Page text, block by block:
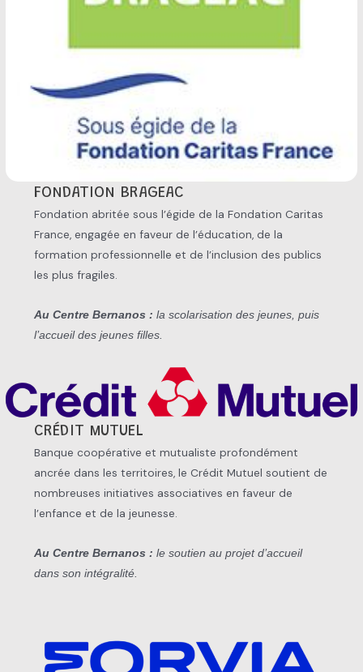
FONDATION BRAGEAC
Fondation abritée sous l’égide de la Fondation Caritas
France, engagée en faveur de l’éducation, de la
formation professionnelle et de l’inclusion des publics
les plus fragiles.
Au Centre Bernanos : la scolarisation des jeunes, puis
l’accueil des jeunes filles.
CRÉDIT MUTUEL
Banque coopérative et mutualiste profondément
ancrée dans les territoires, le Crédit Mutuel soutient de
nombreuses initiatives associatives en faveur de
l’enfance et de la jeunesse.
Au Centre Bernanos : le soutien au projet d’accueil
dans son intégralité.